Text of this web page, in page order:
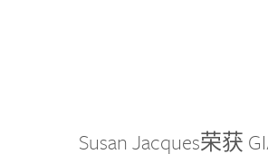
Susan Jacques荣获